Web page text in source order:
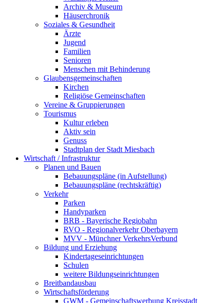
Archiv & Museum
Häuserchronik
Soziales & Gesundheit
Ärzte
Jugend
Familien
Senioren
Menschen mit Behinderung
Glaubensgemeinschaften
Kirchen
Religiöse Gemeinschaften
Vereine & Gruppierungen
Tourismus
Kultur erleben
Aktiv sein
Genuss
Stadtplan der Stadt Miesbach
Wirtschaft / Infrastruktur
Planen und Bauen
Bebauungspläne (in Aufstellung)
Bebauungspläne (rechtskräftig)
Verkehr
Parken
Handyparken
BRB - Bayerische Regiobahn
RVO - Regionalverkehr Oberbayern
MVV - Münchner VerkehrsVerbund
Bildung und Erziehung
Kindertageseinrichtungen
Schulen
weitere Bildungseinrichtungen
Breitbandausbau
Wirtschaftsförderung
GWM - Gemeinschaftswerbung Kreisstadt